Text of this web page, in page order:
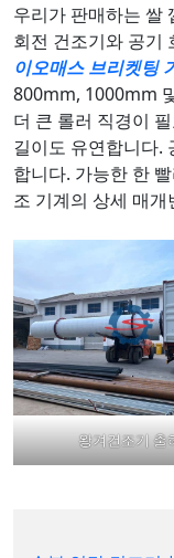
우리가 판매하는 쌀
회전 건조기와 공기
이오매스 브리켓팅
800mm, 1000mm
더 큰 롤러 직경이
길이도 유연합니다.
합니다. 가능한 한
조 기계의 상세 매
왕겨건조기 출